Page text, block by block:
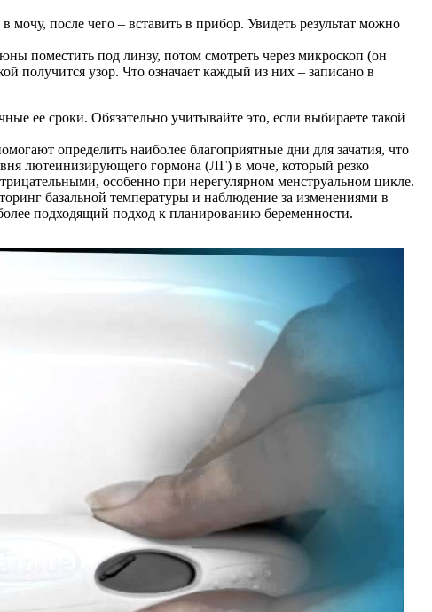
после чего – вставить в прибор. Увидеть результат можно
поместить под линзу, потом смотреть через микроскоп (он
получится узор. Что означает каждый из них – записано в
ее сроки. Обязательно учитывайте это, если выбираете такой
определить наиболее благоприятные дни для зачатия, что
лютеинизирующего гормона (ЛГ) в моче, который резко
особенно при нерегулярном менструальном цикле.
базальной температуры и наблюдение за изменениями в
подходящий подход к планированию беременности.